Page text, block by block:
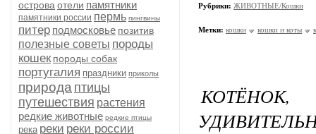
острова отели памятники
памятники россии пермь пингвины
питер подмосковье позитив
полезные советы породы
кошек породы собак
португалия праздники приколы
природа птицы
путешествия растения
редкие животные редкие птицы
река реки реки россии
Рубрики: ЖИВОТНЫЕ/Кошки
Метки: кошки кошки и коты